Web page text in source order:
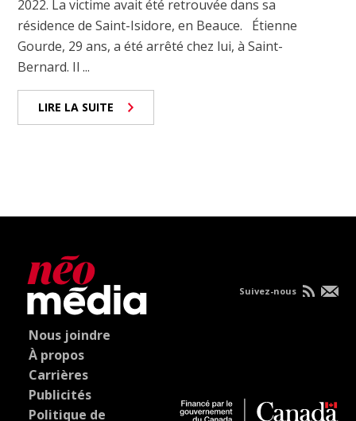
2022. La victime avait été retrouvée dans sa
résidence de Saint-Isidore, en Beauce. Étienne
Gourde, 29 ans, a été arrêté chez lui, à Saint-
Bernard. Il ...
LIRE LA SUITE
Nous joindre
À propos
Carrières
Publicités
Politique de
Suivez-nous